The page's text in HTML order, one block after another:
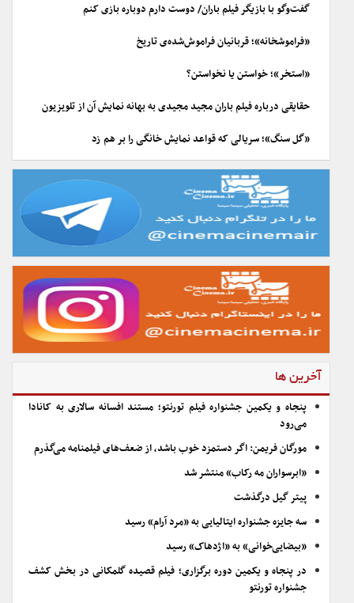
گفت‌وگو با بازیگر فیلم باران/ دوست دارم دوباره بازی کنم
«فراموشخانه»؛ قربانیان فراموش‌شده‌ی تاریخ
«استخر»؛ خواستن یا نخواستن؟
حقایقی درباره فیلم باران مجید مجیدی به بهانه نمایش آن از تلویزیون
«گل سنگ»؛ سریالی که قواعد نمایش خانگی را بر هم زد
آخرین ها
پنجاه و یکمین جشنواره فیلم تورنتو؛ مستند افسانه سالاری به کانادا
می‌رود
مورگان فریمن: اگر دستمزد خوب باشد، از ضعف‌های فیلمنامه می‌گذرم
«ابرسواران مه رکاب» منتشر شد
پیتر گیل درگذشت
سه جایزه جشنواره ایتالیایی به «مرد آرام» رسید
«بیضایی‌خوانی» به «اژدهاک» رسید
در پنجاه و یکمین دوره برگزاری؛ فیلم قصیده گلمکانی در بخش کشف
جشنواره تورنتو